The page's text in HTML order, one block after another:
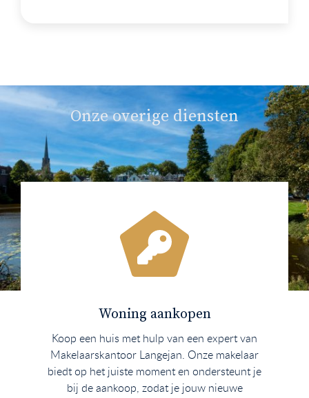
Onze overige diensten
Woning aankopen
Koop een huis met hulp van een expert van
Makelaarskantoor Langejan. Onze makelaar
biedt op het juiste moment en ondersteunt je
bij de aankoop, zodat je jouw nieuwe